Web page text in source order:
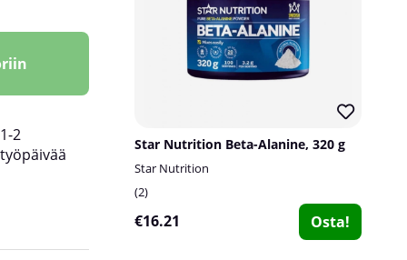
1-2
työpäivää
Star Nutrition Beta-Alanine, 320 g
Star Nutrition
2
€16.21 Osta!